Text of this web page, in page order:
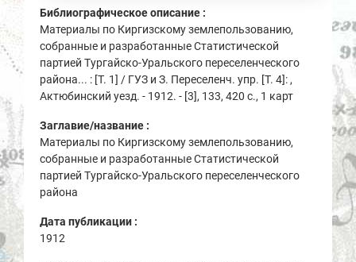
Библиографическое описание :
Материалы по Киргизскому землепользованию,
собранные и разработанные Статистической
партией Тургайско-Уральского переселенческого
района... : [Т. 1] / ГУЗ и З. Переселенч. упр. [Т. 4]: ,
Актюбинский уезд. - 1912. - [3], 133, 420 с., 1 карт
Заглавие/название :
Материалы по Киргизскому землепользованию,
собранные и разработанные Статистической
партией Тургайско-Уральского переселенческого
района
Дата публикации :
1912